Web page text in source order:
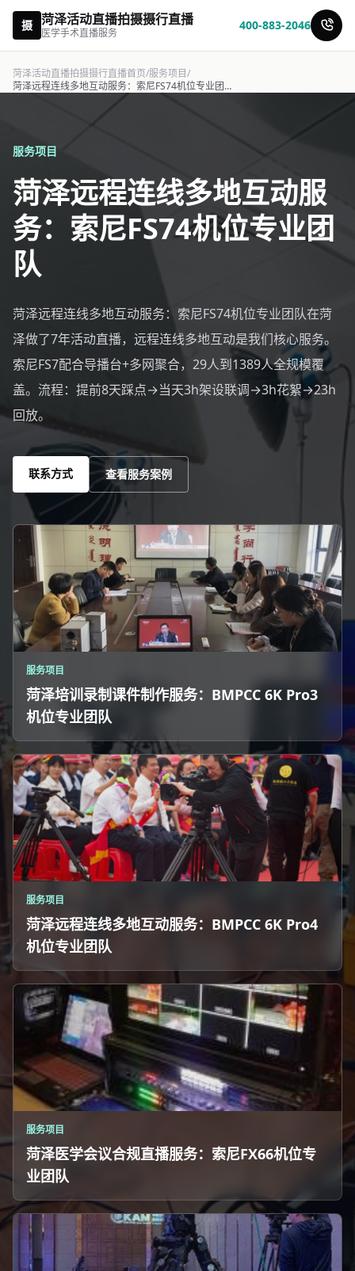
摄 菏泽活动直播拍摄摄行直播
医学手术直播服务
400-883-2046
菏泽活动直播拍摄摄行直播首页/服务项目/
菏泽远程连线多地互动服务：索尼FS74机位专业团队-摄行直播
服务项目
菏泽远程连线多地互动服
务：索尼FS74机位专业团
队
菏泽远程连线多地互动服务：索尼FS74机位专业团队在菏
泽做了7年活动直播，远程连线多地互动是我们核心服务。
索尼FS7配合导播台+多网聚合，29人到1389人全规模覆
盖。流程：提前8天踩点→当天3h架设联调→3h花絮→23h
回放。
联系方式 查看服务案例
服务项目
菏泽培训录制课件制作服务：BMPCC 6K Pro3
机位专业团队
服务项目
菏泽远程连线多地互动服务：BMPCC 6K Pro4
机位专业团队
服务项目
菏泽医学会议合规直播服务：索尼FX66机位专
业团队